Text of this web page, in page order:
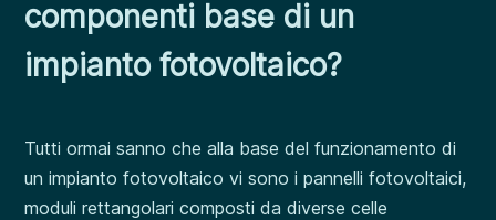
componenti base di un
impianto fotovoltaico?
Tutti ormai sanno che alla base del funzionamento di
un impianto fotovoltaico vi sono i pannelli fotovoltaici,
moduli rettangolari composti da diverse celle